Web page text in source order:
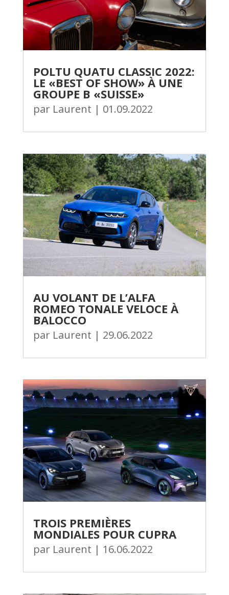
POLTU QUATU CLASSIC 2022:
LE «BEST OF SHOW» À UNE
GROUPE B «SUISSE»
par Laurent | 01.09.2022
AU VOLANT DE L’ALFA
ROMEO TONALE VELOCE À
BALOCCO
par Laurent | 29.06.2022
TROIS PREMIÈRES
MONDIALES POUR CUPRA
par Laurent | 16.06.2022